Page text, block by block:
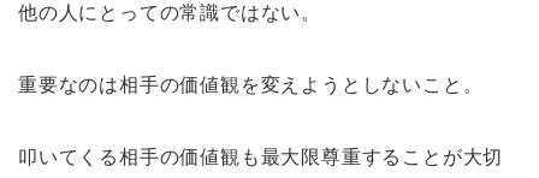
他の人にとっての常識ではない。
重要なのは相手の価値観を変えようとしないこと。
叩いてくる相手の価値観も最大限尊重することが大切